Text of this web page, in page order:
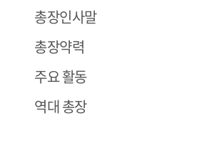
총장인사말
총장약력
주요 활동
역대 총장